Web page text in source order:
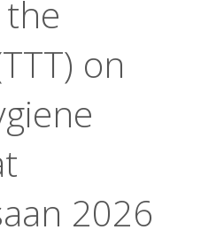
on
2026